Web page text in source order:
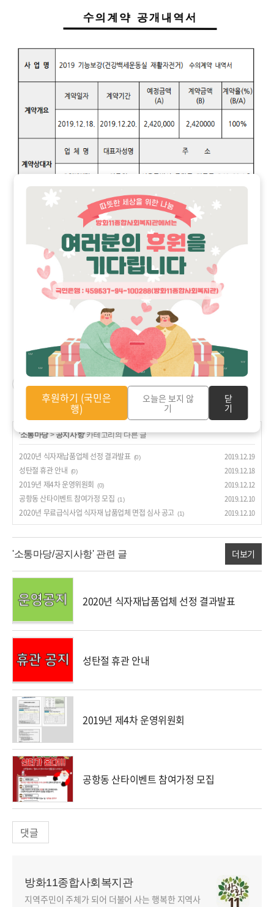
공감 구독하기
'소통마당>공지사항' 카테고리의 다른 글
2020년 식자재납품업체 선정 결과발표 (0) 2019.12.19
성탄절 휴관 안내 (0) 2019.12.18
2019년 제4차 운영위원회 (0) 2019.12.12
공항동 산타이벤트 참여가정 모집 (1) 2019.12.10
2020년 무료급식사업 식자재 납품업체 면접 심사 공고 (1) 2019.12.10
'소통마당/공지사항' 관련 글 더보기
2020년 식자재납품업체 선정 결과발표
성탄절 휴관 안내
2019년 제4차 운영위원회
공항동 산타이벤트 참여가정 모집
댓글
방화11종합사회복지관
지역주민이 주체가 되어 더불어 사는 행복한 지역사
후원하기 (국민은
행)
오늘은 보지 않
기
닫
기